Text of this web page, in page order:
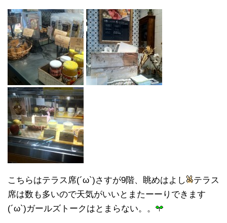
こちらはテラス席(´ω`)さすが9階、眺めはよし
テラス
席は数も多いので天気がいいとまたーーりできます
(´ω`)ガールズトークはとまらない。。